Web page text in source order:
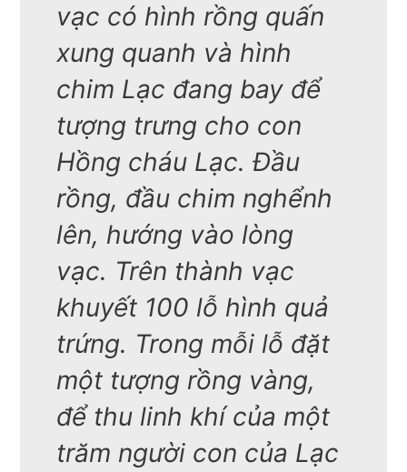
vạc có hình rồng quấn
xung quanh và hình
chim Lạc đang bay để
tượng trưng cho con
Hồng cháu Lạc. Đầu
rồng, đầu chim nghểnh
lên, hướng vào lòng
vạc. Trên thành vạc
khuyết 100 lỗ hình quả
trứng. Trong mỗi lỗ đặt
một tượng rồng vàng,
để thu linh khí của một
trăm người con của Lạc